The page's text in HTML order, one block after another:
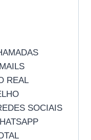
REAL
SOCIAIS